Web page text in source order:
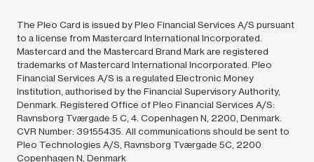
The Pleo Card is issued by Pleo Financial Services A/S pursuant
to a license from Mastercard International Incorporated.
Mastercard and the Mastercard Brand Mark are registered
trademarks of Mastercard International Incorporated. Pleo
Financial Services A/S is a regulated Electronic Money
Institution, authorised by the Financial Supervisory Authority,
Denmark. Registered Office of Pleo Financial Services A/S:
Ravnsborg Tværgade 5 C, 4. Copenhagen N, 2200, Denmark.
CVR Number: 39155435. All communications should be sent to
Pleo Technologies A/S, Ravnsborg Tværgade 5C, 2200
Copenhagen N, Denmark